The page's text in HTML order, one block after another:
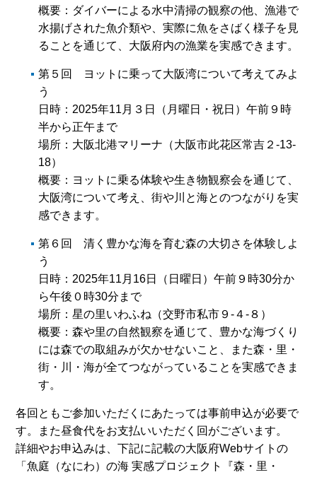
概要：ダイバーによる水中清掃の観察の他、漁港で
水揚げされた魚介類や、実際に魚をさばく様子を見
ることを通じて、大阪府内の漁業を実感できます。
第５回 ヨットに乗って大阪湾について考えてみよ
う
日時：2025年11月３日（月曜日・祝日）午前９時
半から正午まで
場所：大阪北港マリーナ（大阪市此花区常吉２-13-
18）
概要：ヨットに乗る体験や生き物観察会を通じて、
大阪湾について考え、街や川と海とのつながりを実
感できます。
第６回 清く豊かな海を育む森の大切さを体験しよ
う
日時：2025年11月16日（日曜日）午前９時30分か
ら午後０時30分まで
場所：星の里いわふね（交野市私市９-４-８）
概要：森や里の自然観察を通じて、豊かな海づくり
には森での取組みが欠かせないこと、また森・里・
街・川・海が全てつながっていることを実感できま
す。
各回ともご参加いただくにあたっては事前申込が必要で
す。また昼食代をお支払いいただく回がございます。
詳細やお申込みは、下記に記載の大阪府Webサイトの
「魚庭（なにわ）の海 実感プロジェクト『森・里・